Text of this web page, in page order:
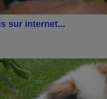
sur internet...